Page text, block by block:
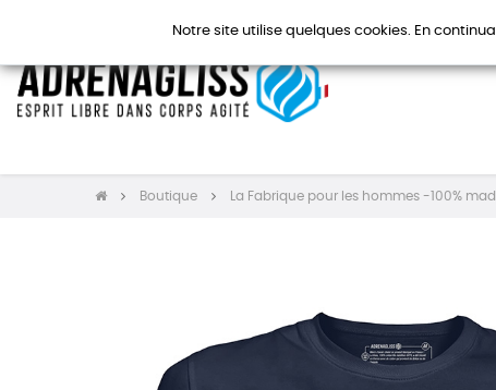
Boutique La Fabrique pour les hommes -100%
Notre site utilise quelques cookies. En